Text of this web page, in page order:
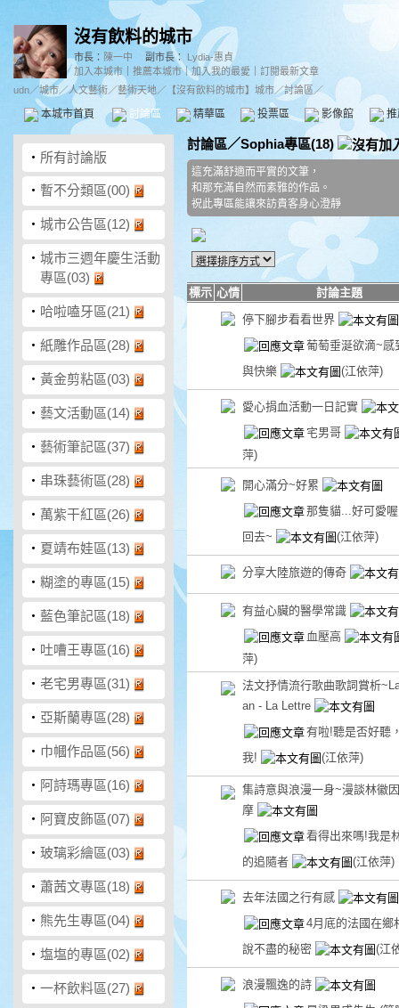
沒有飲料的城市
市長： 陳一中 副市長：
Lydia-惠貞
加入本城市
推薦本城市｜加入我的最愛
訂閱最新文章
udn／城市／人文藝術／藝術天地／ 【沒有飲料的城市】城市／討論區／
本城市首頁 討論區 精華區 投票區 影像館
‧ 所有討論版
‧ 暫不分類區(00)
‧ 城市公告區(12)
‧ 城市三週年慶生活動
專區(03)
‧ 哈啦嗑牙區(21)
‧ 紙雕作品區(28)
‧ 黃金剪粘區(03)
‧ 藝文活動區(14)
‧ 藝術筆記區(37)
‧ 串珠藝術區(28)
‧ 萬紫干紅區(26)
‧ 夏靖布娃區(13)
‧ 糊塗的專區(15)
‧ 藍色筆記區(18)
‧ 吐嘈王專區(16)
‧ 老宅男專區(31)
‧ 亞斯蘭專區(28)
‧ 巾幗作品區(56)
‧ 阿詩瑪專區(16)
‧ 阿寶皮飾區(07)
‧ 玻璃彩繪區(03)
‧ 蕭茜文專區(18)
‧ 熊先生專區(04)
‧ 塩塩的專區(02)
‧ 一杯飲料區(27)
討論區／Sophia專區(18)
這充滿舒適而平實的文筆，
和那充滿自然而素雅的作品。
祝此專區能讓來訪貴客身心澄靜
標示 心情
討論主題
停下腳步看看世界
葡萄垂涎欲滴~感
與快樂
(江依萍)
愛心捐血活動一日記實
宅男哥
萍)
開心滿分~好累
那隻貓...好可愛
回去~
(江依萍)
分享大陸旅遊的傳奇
有益心臟的醫學常識
血壓高
萍)
法文抒情流行歌曲歌詞賞析
an - La Lettre
有啦!聽是否好聽
我!
(江依萍)
集詩意與浪漫一身~漫談林徽
摩
看得出來嗎!我是
的追隨者
(江依萍)
去年法國之行有感
4月底的法國在鄉
說不盡的秘密
(江
浪漫飄逸的詩